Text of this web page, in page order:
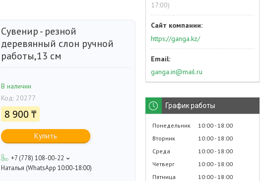
Сувенир - резной
деревянный слон ручной
работы,13 см
В наличии
Код: 20277
8 900 ₸
Купить
+7 (778) 108-00-22
Наталья (WhatsApp 10:00-18:00)
17:00)
https://ganga.kz/
ganga.in@mail.ru
График работы
Понедельник 10:00 18:00
Вторник
10:00 18:00
Среда
10:00 18:00
Четверг
10:00 18:00
Пятница
10:00 18:00